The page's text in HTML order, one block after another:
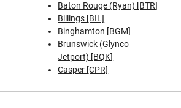
Baton Rouge (Ryan) [BTR]
Billings [BIL]
Binghamton [BGM]
Brunswick (Glynco
Jetport) [BQK]
Casper [CPR]